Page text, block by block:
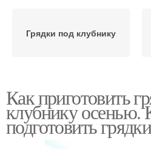
Грядки под клубнику
Немецкие грядки
Как приготовить
клубнику осенью.
подготовить грядки